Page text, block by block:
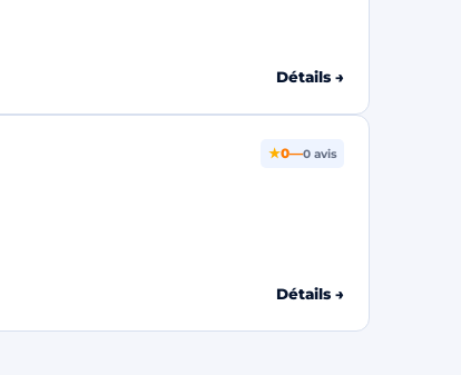
Détails →
★0—0 avis
Détails →